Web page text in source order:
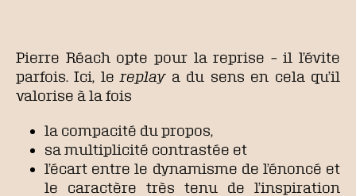
Pierre Réach opte pour la reprise – il l’évite
parfois. Ici, le replaya du sens en cela qu’il
valorise à la fois
la compacité du propos,
sa multiplicité contrastée et
l’écart entre le dynamisme de l’énoncé et
le caractère très tenu de l’inspiration